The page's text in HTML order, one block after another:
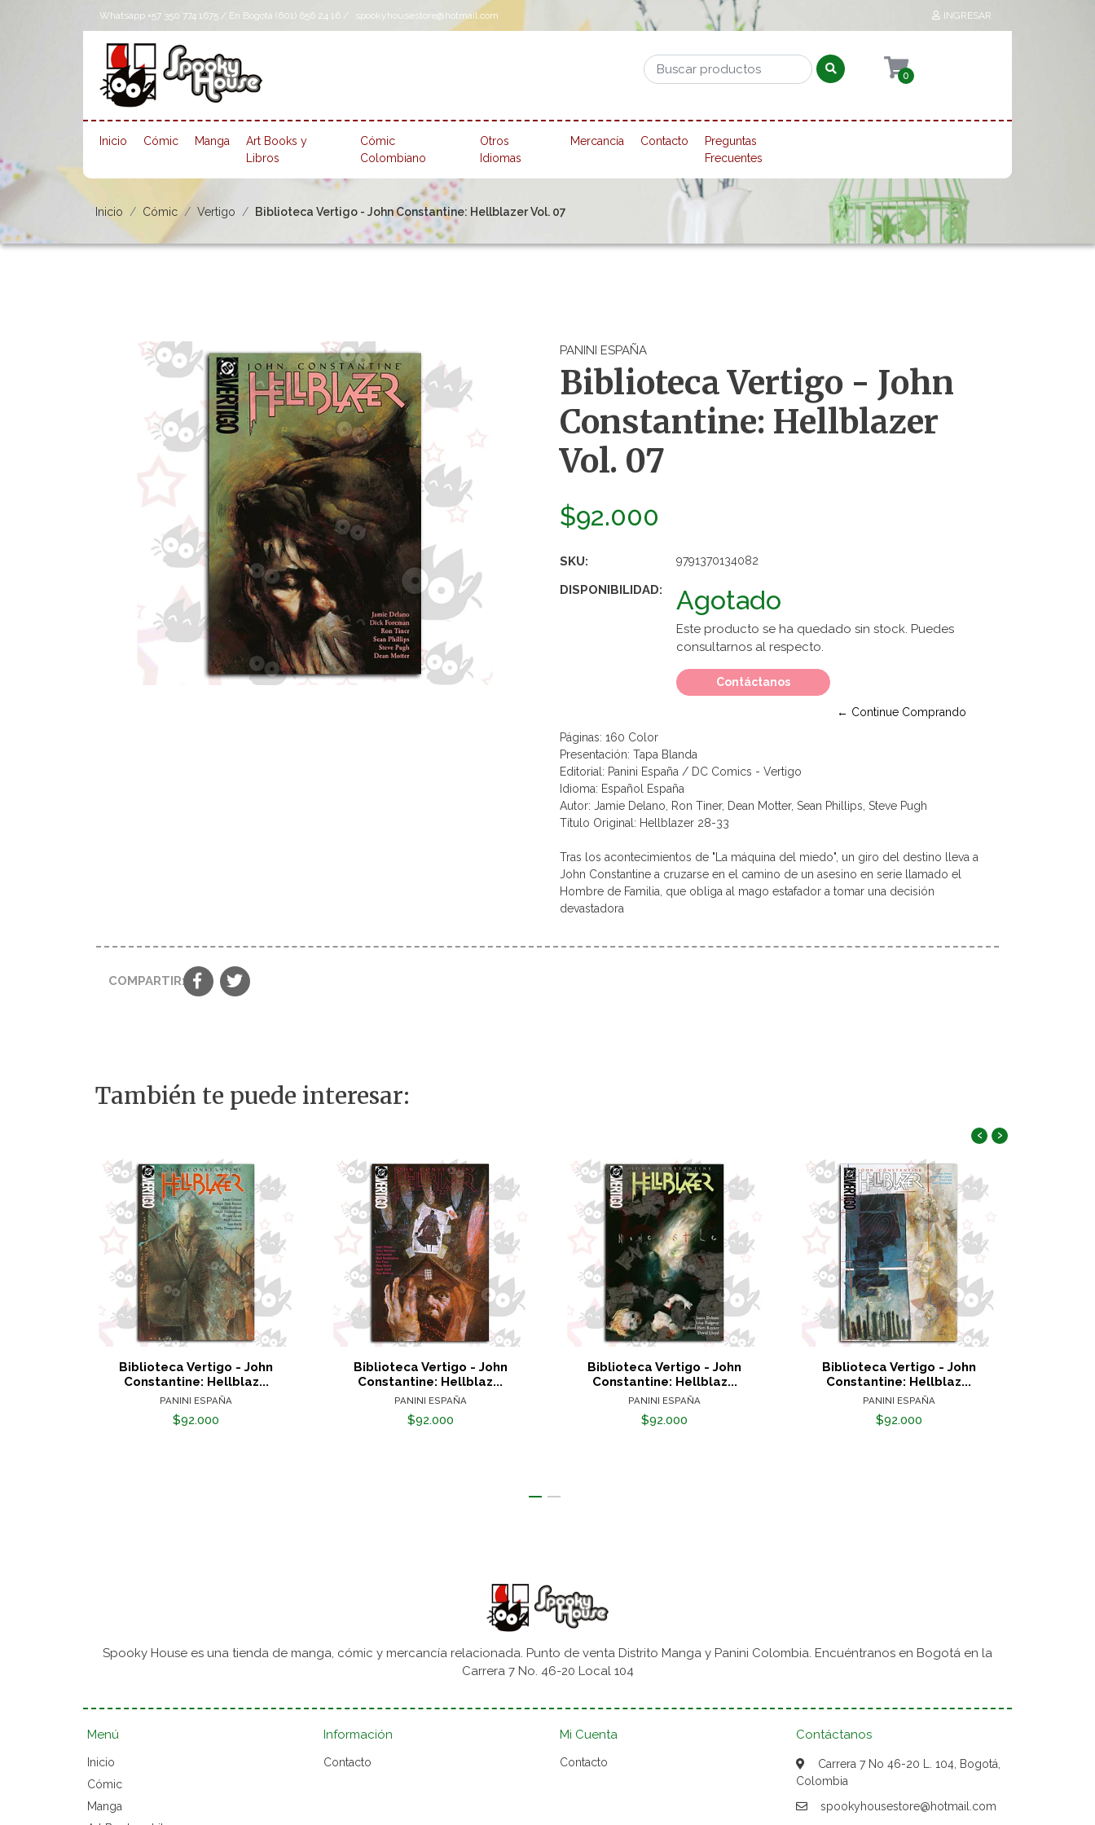
Whatsapp +57 350 774 1675 / En Bogotá (601) 656 24 16 / spookyhousestore@hotmail.com INGRESAR
0
Inicio Cómic Manga
Art Books y
Libros
Cómic
Colombiano
Otros
Idiomas
Mercancía Contacto
Preguntas
Frecuentes
Inicio Cómic Vertigo Biblioteca Vertigo - John Constantine: Hellblazer Vol. 07
PANINI ESPAÑA
Biblioteca Vertigo - John
Constantine: Hellblazer
Vol. 07
$92.000
SKU: 9791370134082
DISPONIBILIDAD: Agotado
Este producto se ha quedado sin stock. Puedes
consultarnos al respecto.
Contáctanos
← Continue Comprando
Páginas: 160 Color
Presentación: Tapa Blanda
Editorial: Panini España / DC Comics - Vertigo
Idioma: Español España
Autor: Jamie Delano, Ron Tiner, Dean Motter, Sean Phillips, Steve Pugh
Título Original: Hellblazer 28-33
Tras los acontecimientos de "La máquina del miedo", un giro del destino lleva a
John Constantine a cruzarse en el camino de un asesino en serie llamado el
Hombre de Familia, que obliga al mago estafador a tomar una decisión
devastadora
COMPARTIR:
También te puede interesar:
Biblioteca Vertigo - John
Constantine: Hellblaz...
PANINI ESPAÑA
$92.000
Biblioteca Vertigo - John
Constantine: Hellblaz...
PANINI ESPAÑA
$92.000
Biblioteca Vertigo - John
Constantine: Hellblaz...
PANINI ESPAÑA
$92.000
Biblioteca Vertigo - John
Constantine: Hellblaz...
PANINI ESPAÑA
$92.000
‹ ›
Spooky House es una tienda de manga, cómic y mercancía relacionada. Punto de venta Distrito Manga y Panini Colombia. Encuéntranos en Bogotá en la
Carrera 7 No. 46-20 Local 104
Menú
Inicio
Cómic
Manga
Información
Contacto
Mi Cuenta
Contacto
Contáctanos
Carrera 7 No 46-20 L. 104, Bogotá,
Colombia
spookyhousestore@hotmail.com